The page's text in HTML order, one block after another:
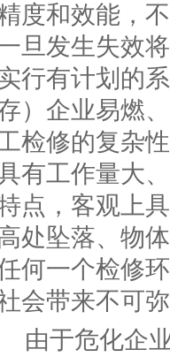
度和效能，
旦发生失效
行有计划的
）企业易燃
检修的复杂
有工作量大
点，客观上
处坠落、物
何一个检修
会带来不可
由于危化企